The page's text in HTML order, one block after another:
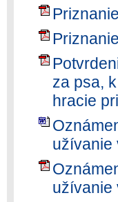
za psa,
hracie
užívanie
užívanie